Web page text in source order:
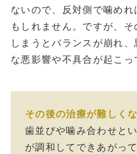
ないので、反対側で噛め
もしれません。ですが、
しまうとバランスが崩れ
な悪影響や不具合が起こっ
その後の治療が難しく
歯並びや噛み合わせと
が調和してできあがっ